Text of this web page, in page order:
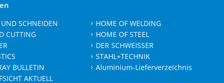
SCHNEIDEN
CUTTING
BULLETIN
AKTUELL
HOME OF WELDING
HOME OF STEEL
DER SCHWEISSER
STAHL+TECHNIK
Aluminium-Lieferverzeichnis